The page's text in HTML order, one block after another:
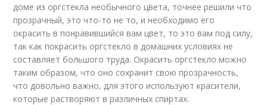
доме из оргстекла необычного цвета, точнее решили что
прозрачный, это что-то не то, и необходимо его
окрасить в понравившийся вам цвет, то это вам под силу,
так как покрасить оргстекло в домашних условиях не
составляет большого труда. Окрасить оргстекло можно
таким образом, что оно сохранит свою прозрачность,
что довольно важно, для этого используют красители,
которые растворяют в различных спиртах.